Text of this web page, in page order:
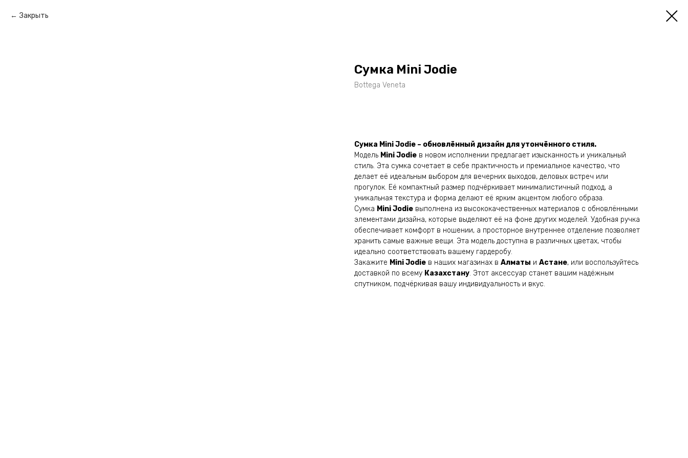
Закрыть
Сумка Mini Jodie
Bottega Veneta
Сумка Mini Jodie – обновлённый дизайн для утончённого стиля.
Модель Mini Jodie в новом исполнении предлагает изысканность и уникальный
стиль. Эта сумка сочетает в себе практичность и премиальное качество, что
делает её идеальным выбором для вечерних выходов, деловых встреч или
прогулок. Её компактный размер подчёркивает минималистичный подход, а
уникальная текстура и форма делают её ярким акцентом любого образа.
Сумка Mini Jodie выполнена из высококачественных материалов с обновлёнными
элементами дизайна, которые выделяют её на фоне других моделей. Удобная ручка
обеспечивает комфорт в ношении, а просторное внутреннее отделение позволяет
хранить самые важные вещи. Эта модель доступна в различных цветах, чтобы
идеально соответствовать вашему гардеробу.
Закажите Mini Jodie в наших магазинах в Алматы и Астане, или воспользуйтесь
доставкой по всему Казахстану. Этот аксессуар станет вашим надёжным
спутником, подчёркивая вашу индивидуальность и вкус.